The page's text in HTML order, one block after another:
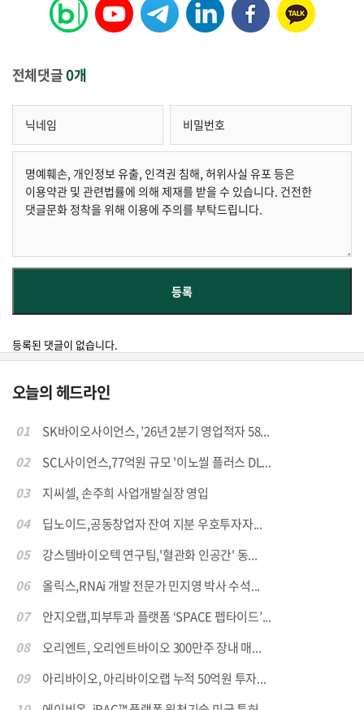
전체댓글0개
등록된 댓글이 없습니다.
오늘의 헤드라인
01
SK바이오사이언스, ’26년 2분기 영업적자 58...
02
SCL사이언스,77억원 규모 '이노씰 플러스 DL...
03
지씨셀, 손주희 사업개발실장 영입
04
딥노이드,공동창업자 잔여 지분 우호투자자...
05
강스템바이오텍 연구팀,'혈관화 인공간' 동...
06
올릭스,RNAi 개발 전문가 민지영 박사 수석...
07
안지오랩,피부투과 플랫폼 ‘SPACE 펩타이드’...
08
오리엔트, 오리엔트바이오 300만주 장내 매...
09
아리바이오, 아리바이오랩 누적 50억원 투자...